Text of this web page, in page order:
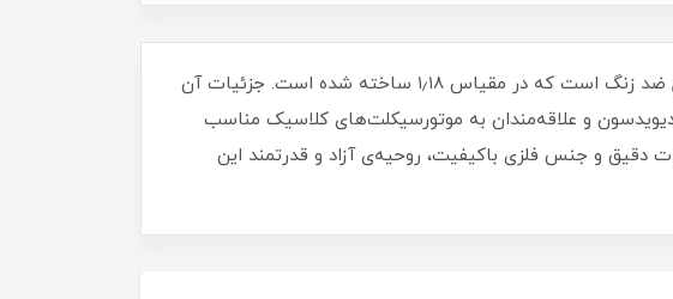
این ماکت برای (کلکسیونرها، علاقه‌مندان به موتورسیکلتمثال:"این ماکت یک اسپرتستر از جنس استیل ضد زنگ است که در مقیاس ۱٫۱۸ ساخته شده است. جزئیات آن
و علاقه‌مندان به موتورسیکلت‌های کلاسیک مناسب
دقیق و جنس فلزی باکیفیت، روحیه‌ی آزاد و قدرتمند این